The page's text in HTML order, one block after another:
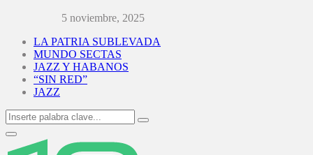
5 noviembre, 2025
LA PATRIA SUBLEVADA
MUNDO SECTAS
JAZZ Y HABANOS
“SIN RED”
JAZZ
Search
for:
Search
Primary
Menu